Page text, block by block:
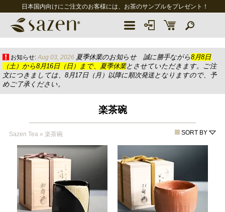
日本国内向けにご注文のお客様には、お茶のサンプルをプレゼント！
お知らせ: Aug 03, 2026 夏季休業のお知らせ 誠に勝手ながら8月8日
（土）から8月16日（日）まで、夏季休業とさせていただきます。ご注
文につきましては、8月17日（月）以降に順次発送となりますので、予
めご了承ください。
楽茶碗
Sazen Tea » 楽茶碗 SORT BY